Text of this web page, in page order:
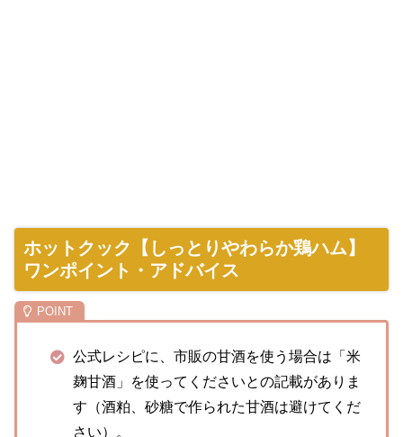
ホットクック【しっとりやわらか鶏ハム】
ワンポイント・アドバイス
公式レシピに、市販の甘酒を使う場合は「米
麹甘酒」を使ってくださいとの記載がありま
す（酒粕、砂糖で作られた甘酒は避けてくだ
さい）。